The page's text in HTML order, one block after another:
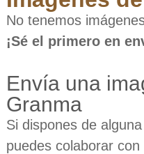
No tenemos
¡Sé el primero en
Envía una
Granma
Si dispones de
puedes colaborar